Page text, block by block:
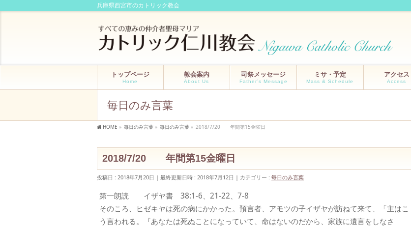
兵庫県西宮市のカトリック教会
トップページ
Home
教会案内
About Us
司祭メッセージ
Father’s Message
ミサ・予定
Mass & Schedule
アクセス
Access
毎日のみ言葉
HOME » 毎日のみ言葉 » 毎日のみ言葉 » 2018/7/20 年間第15金曜日
2018/7/20 年間第15金曜日
投稿日 : 2018年7月20日 最終更新日時 : 2018年7月12日 カテゴリー : 毎日のみ言葉
第一朗読 イザヤ書 38:1-6、21-22、7-8
そのころ、ヒゼキヤは死の病にかかった。預言者、アモツの子イザヤが訪ねて来て、「主はこ
う言われる。『あなたは死ぬことになっていて、命はないのだから、家族に遺言をしなさ